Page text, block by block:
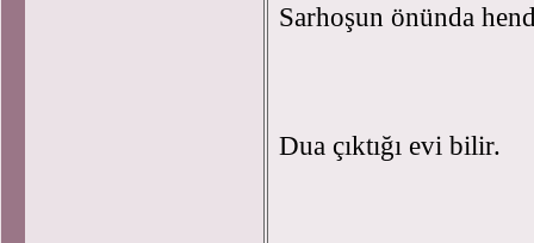
Sarhoşun önünda
Dua çıktığı evi bilir.